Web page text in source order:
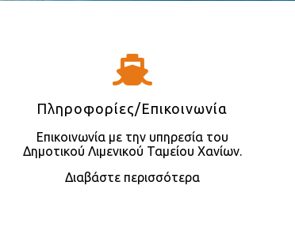
Πληροφορίες/Επικοινωνία
Επικοινωνία με την υπηρεσία του
Δημοτικού Λιμενικού Ταμείου Χανίων.
Διαβάστε περισσότερα